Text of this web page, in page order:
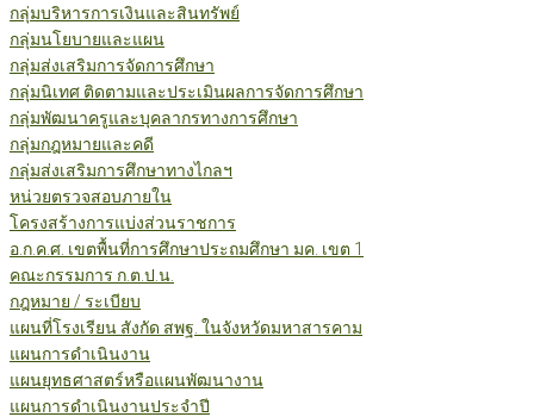
กลุ่มบริหารการเงินและสินทรัพย์
กลุ่มนโยบายและแผน
กลุ่มส่งเสริมการจัดการศึกษา
กลุ่มนิเทศ ติดตามและประเมินผลการจัดการศึกษา
กลุ่มพัฒนาครูและบุคลากรทางการศึกษา
กลุ่มกฎหมายและคดี
กลุ่มส่งเสริมการศึกษาทางไกลฯ
หน่วยตรวจสอบภายใน
โครงสร้างการแบ่งส่วนราชการ
อ.ก.ค.ศ. เขตพื้นที่การศึกษาประถมศึกษา มค. เขต 1
คณะกรรมการ ก.ต.ป.น.
กฎหมาย / ระเบียบ
แผนที่โรงเรียน สังกัด สพฐ. ในจังหวัดมหาสารคาม
แผนการดำเนินงาน
แผนยุทธศาสตร์หรือแผนพัฒนางาน
แผนการดำเนินงานประจำปี